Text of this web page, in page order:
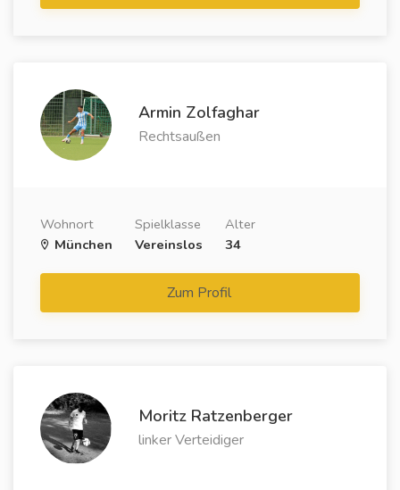
Armin Zolfaghar
Rechtsaußen
Wohnort
München
Spielklasse
Vereinslos
Alter
34
Zum Profil
Moritz Ratzenberger
linker Verteidiger